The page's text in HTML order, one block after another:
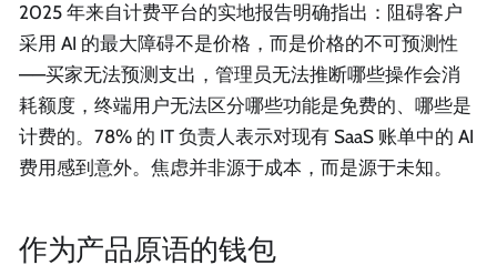
2025 年来自计费平台的实地报告明确指出：阻碍客户
采用 AI 的最大障碍不是价格，而是价格的不可预测性
——买家无法预测支出，管理员无法推断哪些操作会消
耗额度，终端用户无法区分哪些功能是免费的、哪些是
计费的。78% 的 IT 负责人表示对现有 SaaS 账单中的 AI
费用感到意外。焦虑并非源于成本，而是源于未知。
作为产品原语的钱包